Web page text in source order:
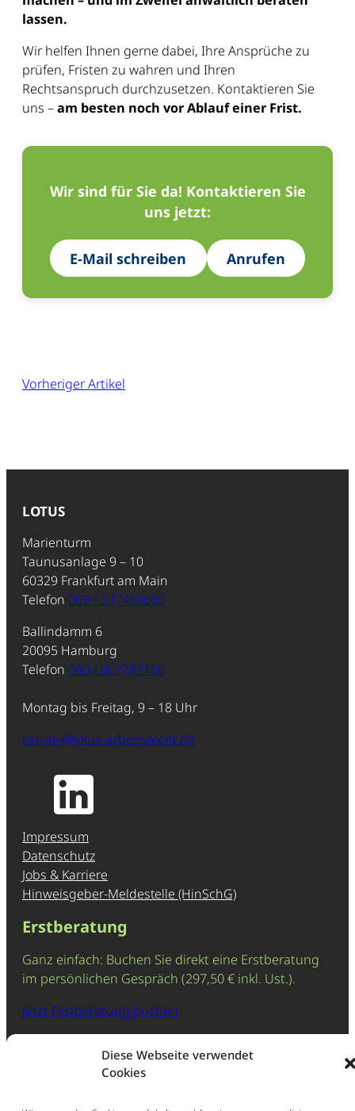
Diese Webseite verwendet
Cookies
lassen.
Wir helfen Ihnen gerne dabei, Ihre Ansprüche zu
prüfen, Fristen zu wahren und Ihren
Rechtsanspruch durchzusetzen. Kontaktieren Sie
uns –am besten noch vor Ablauf einer Frist.
Wir sind für Sie da! Kontaktieren Sie
uns jetzt:
E-Mail schreiben Anrufen
Vorheriger Artikel
LOTUS
Marienturm
Taunusanlage 9 – 10
60329 Frankfurt am Main
Telefon 069 / 247458060
Ballindamm 6
20095 Hamburg
Telefon 040 / 607787150
Montag bis Freitag, 9 – 18 Uhr
kanzlei@lotus-arbeitsrecht.de
Impressum
Datenschutz
Jobs & Karriere
Hinweisgeber-Meldestelle (HinSchG)
Erstberatung
Ganz einfach: Buchen Sie direkt eine Erstberatung
im persönlichen Gespräch (297,50 € inkl. Ust.).
Jetzt Erstberatung buchen
Aufhebungsvertrag